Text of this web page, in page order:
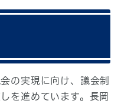
の実現に向け、議会制
を進めています。長岡